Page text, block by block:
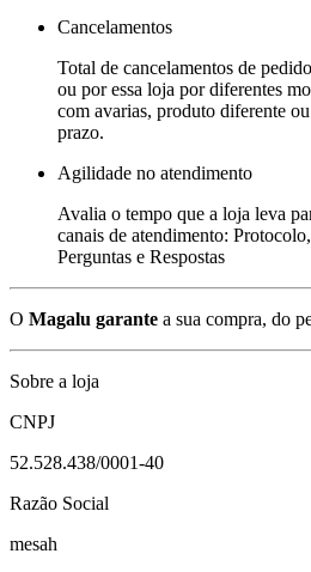
Cancelamentos
Total de cancelamentos de
ou por essa loja por diferentes
com avarias, produto diferente
prazo.
Agilidade no atendimento
Avalia o tempo que a loja leva
canais de atendimento:
Perguntas e Respostas
O Magalu garante a sua compra, do
Sobre a loja
CNPJ
52.528.438/0001-40
Razão Social
mesah